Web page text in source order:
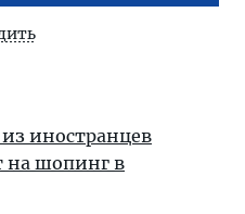
иностранцев
на шопинг в